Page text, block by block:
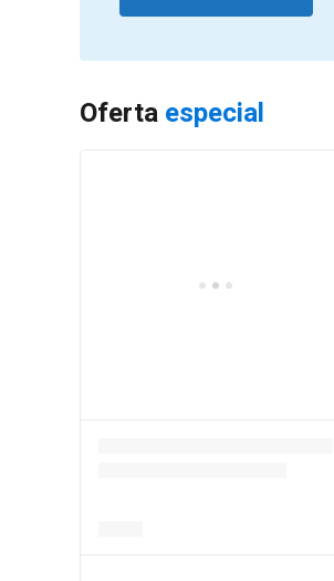
Oferta especial